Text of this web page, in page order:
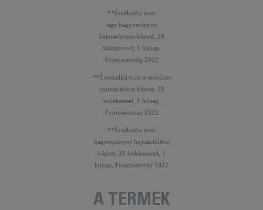
**Érzékelési teszt
egy hagyományos
hajszárítóhoz képest, 28
önkéntessel, 1 hónap,
Franciaország 2022
**Érzékelési teszt a szokásos
hajszárítóhoz képest, 28
önkéntessel, 1 hónap,
Franciaország 2022
**Érzékelési teszt
hagyományos hajszárítóhoz
képest, 28 önkéntessel, 1
hónap, Franciaország 2022
A TERMÉK